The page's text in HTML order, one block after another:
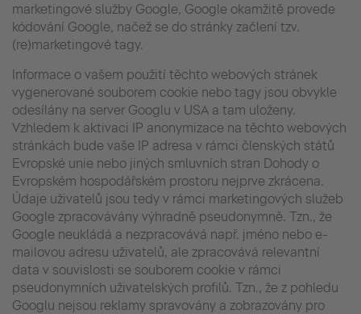
marketingové služby Google, Google okamžitě provede
kódování Google, načež se do stránky začlení tzv.
(re)marketingové tagy.
Informace o vašem použití těchto webových stránek
vygenerované souborem cookie nebo tagy jsou obvykle
odesílány na server Googlu v USA a tam uloženy.
Vzhledem k aktivaci IP anonymizace na těchto webových
stránkách bude vaše IP adresa v rámci členských států
Evropské unie nebo jiných smluvních stran Dohody o
Evropském hospodářském prostoru nejprve zkrácena.
Údaje uživatelů jsou tedy v rámci marketingových služeb
Google zpracovávány výhradně pseudonymně. Tzn., že
Google neukládá a nezpracovává např. jméno nebo e-
mailovou adresu uživatelů, ale zpracovává relevantní
data v souvislosti se souborem cookie v rámci
pseudonymních uživatelských profilů. Tzn., že z pohledu
Googlu nejsou reklamy spravovány a zobrazovány pro